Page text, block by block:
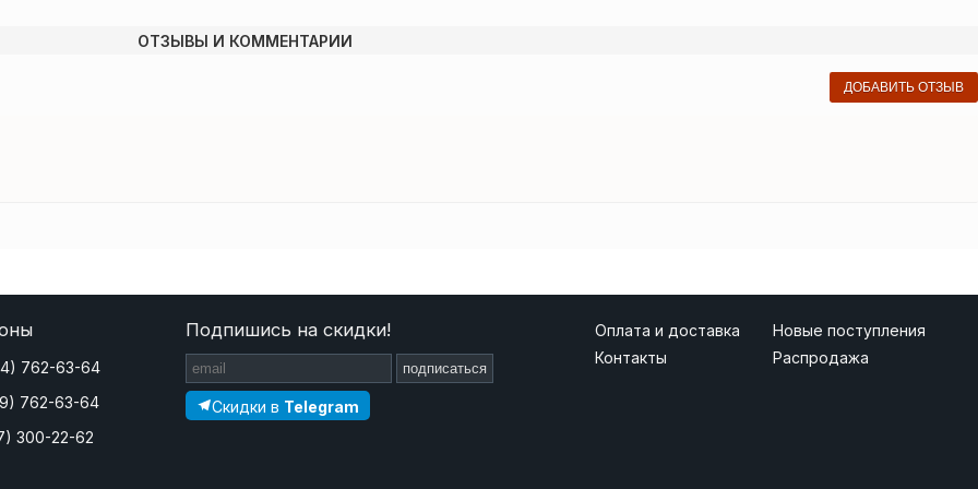
ОТЗЫВЫ И КОММЕНТАРИИ
ДОБАВИТЬ ОТЗЫВ
762-63-64
762-63-64
300-22-62
Подпишись на скидки!
подписаться
Скидки в Telegram
Оплата и доставка
Контакты
Новые поступления
Распродажа